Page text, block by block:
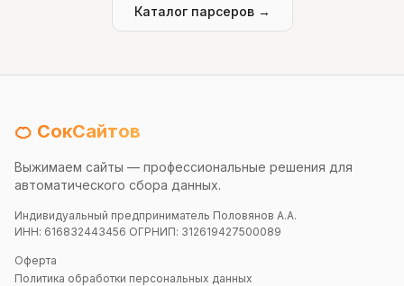
Каталог парсеров →
🍊 СокСайтов
Выжимаем сайты — профессиональные решения для
автоматического сбора данных.
Индивидуальный предприниматель Половянов А.А.
ИНН: 616832443456 ОГРНИП: 312619427500089
Оферта
Политика обработки персональных данных